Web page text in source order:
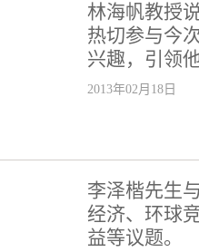
林海帆教授
热切参与今
兴趣，引领
2013年02月18日
李泽楷先生
经济、环球
益等议题。